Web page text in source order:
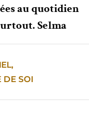
au quotidien
Selma
,
DE SOI